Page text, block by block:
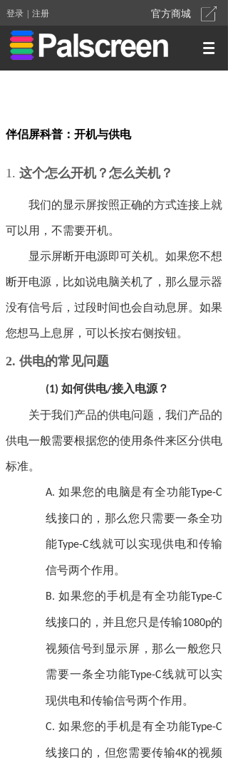
伴侣屏科普：开机与供电
1. 这个怎么开机？怎么关机？
我们的显示屏按照正确的方式连接上就
可以用，不需要开机。
显示屏断开电源即可关机。如果您不想
断开电源，比如说电脑关机了，那么显示器
没有信号后，过段时间也会自动息屏。如果
您想马上息屏，可以长按右侧按钮 。
2. 供电的常见问题
(1) 如何供电/接入电源？
关于我们产品的供电问题，我们产品的
供电一般需要根据您的使用条件来区分供电
标准。
A. 如果您的电脑是有全功能 Type-C
线接口的，那么您只需要一条全功
能 Type-C线就可以实现供电和传输
信号两个作用。
B. 如果您的手机是有全功能 Type-C
线接口的，并且您只是传输1080p的
视频信号到显示屏，那么一般您只
需要一条全功能 Type-C线就可以实
现供电和传输信号两个作用。
C. 如果您的手机是有全功能 Type-C
线接口的，但您需要传输4K的视频
登录 注册 官方商城